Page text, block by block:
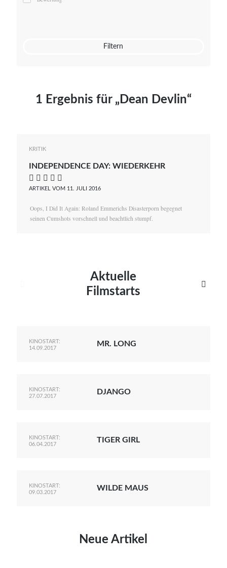
Mato von Vogelstein
Filtern
1 Ergebnis für „Dean Devlin“
KRITIK
INDEPENDENCE DAY: WIEDERKEHR
    
ARTIKEL VOM 11. JULI 2016
Oops, I Did It Again: Roland Emmerichs Disasterporn begegnet
seinen Cumshots vorschnell und beachtlich stumpf.
Aktuelle
Filmstarts

KINOSTART:
14.09.2017
MR. LONG
KINOSTART:
27.07.2017
DJANGO
KINOSTART:
06.04.2017
TIGER GIRL
KINOSTART:
09.03.2017
WILDE MAUS
Neue Artikel